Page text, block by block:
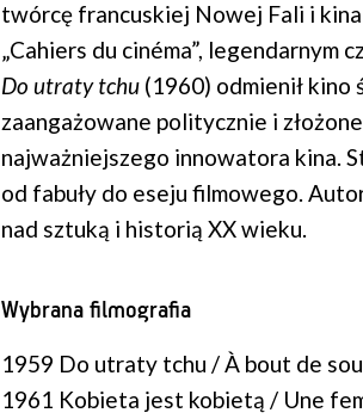
twórcę francuskiej Nowej Fali i
„Cahiers du cinéma”, legendarnym
Do utraty tchu (1960) odmienił kino
zaangażowane politycznie i
najważniejszego innowatora kina.
od fabuły do eseju filmowego.
nad sztuką i historią XX wieku.
Wybrana filmografia
1959 Do utraty tchu / À bout de
1961 Kobieta jest kobietą / Une